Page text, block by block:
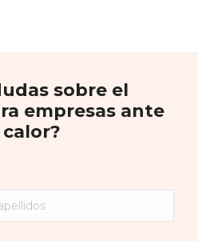
sobre el
empresas ante
calor?